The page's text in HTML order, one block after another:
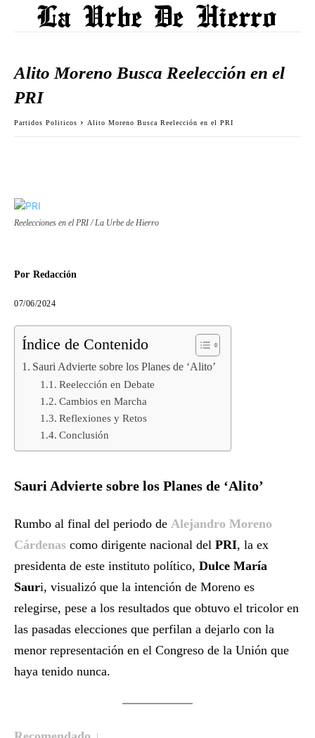
Alito Moreno Busca Reelección en el
PRI
Partidos Politicos Alito Moreno Busca Reelección en el PRI
Reelecciones en el PRI / La Urbe de Hierro
Por Redacción
07/06/2024
Índice de Contenido
Sauri Advierte sobre los Planes de ‘Alito’
Reelección en Debate
Cambios en Marcha
Reflexiones y Retos
Conclusión
Sauri Advierte sobre los Planes de ‘Alito’
Rumbo al final del periodo de Alejandro Moreno
Cárdenas como dirigente nacional del PRI, la ex
presidenta de este instituto político, Dulce María
Sauri, visualizó que la intención de Moreno es
relegirse, pese a los resultados que obtuvo el tricolor en
las pasadas elecciones que perfilan a dejarlo con la
menor representación en el Congreso de la Unión que
haya tenido nunca.